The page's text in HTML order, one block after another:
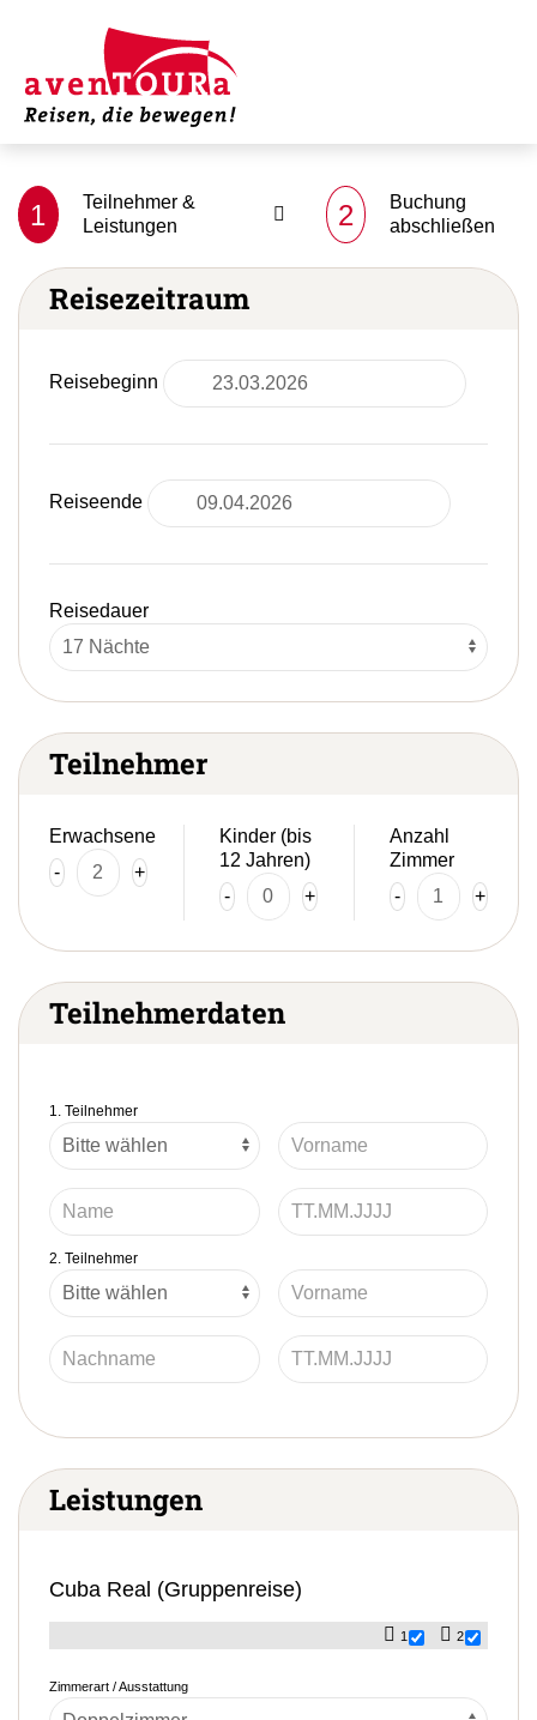
1
Teilnehmer &
Leistungen
2
Buchung
abschließen
Reisezeitraum
Reisebeginn
Reiseende
Reisedauer
Teilnehmer
Erwachsene
-
+
Kinder (bis
12 Jahren)
-
+
Anzahl
Zimmer
-
+
Teilnehmerdaten
1. Teilnehmer
2. Teilnehmer
Leistungen
Cuba Real (Gruppenreise)
1 2
Zimmerart / Ausstattung